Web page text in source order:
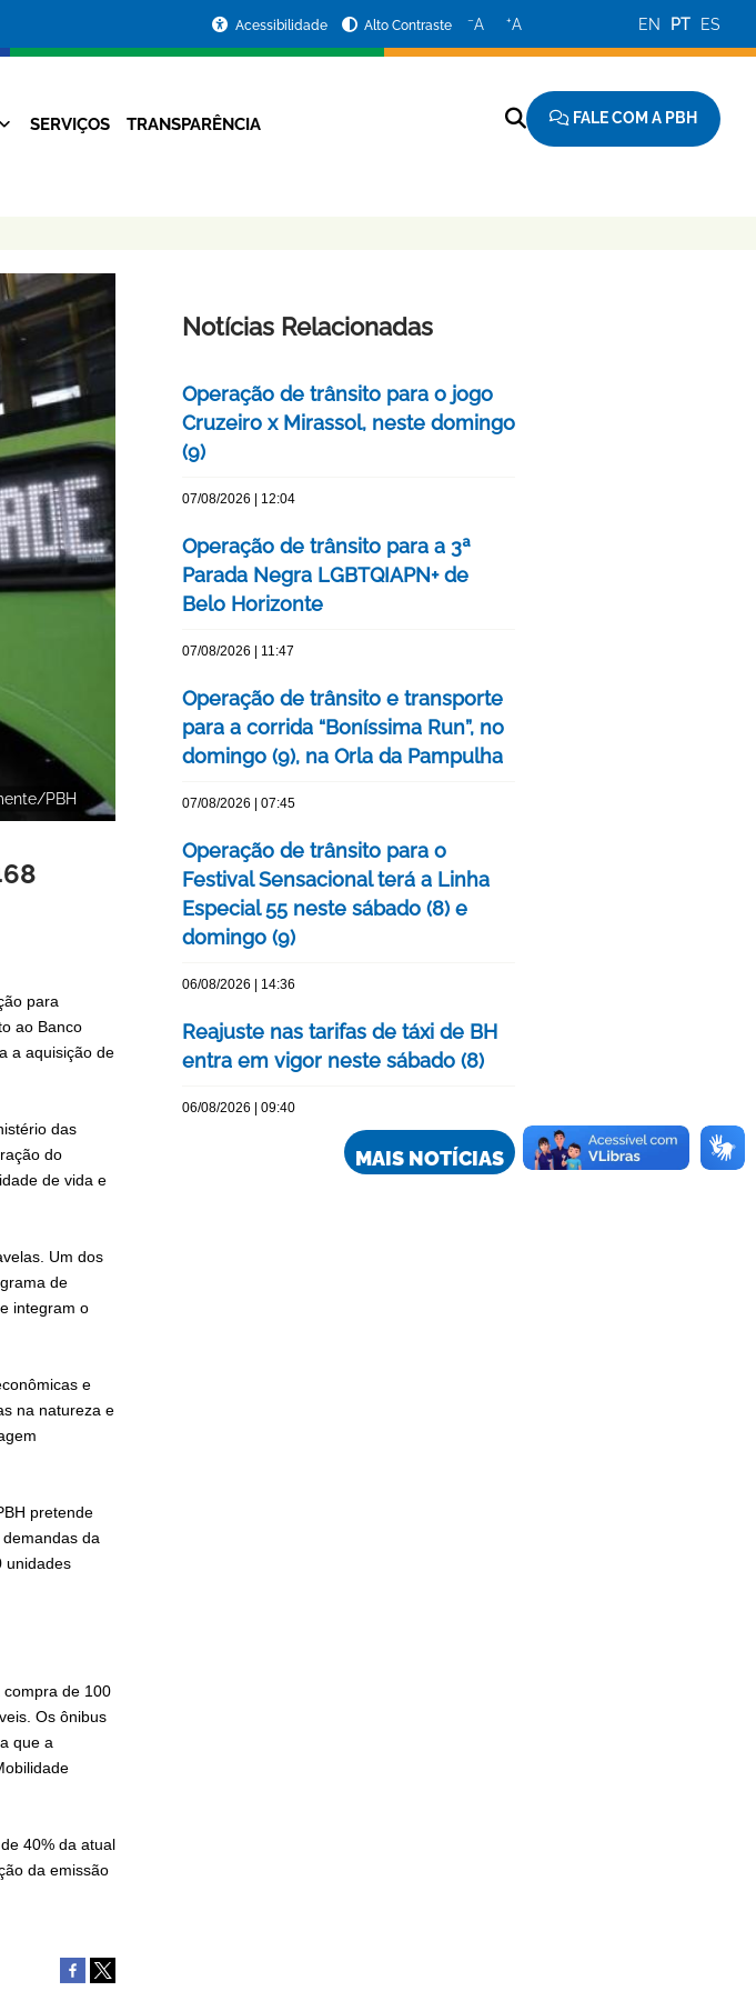
Acessibilidade Alto Contraste −A +A EN PT ES
SERVIÇOS TRANSPARÊNCIA FALE COM A PBH
PBH
para
ao Banco
a aquisição de
das
do
de vida e
Um dos
de
integram o
e
na natureza e
pretende
da
unidades
compra de 100
Os ônibus
que a
40% da atual
da emissão
Notícias Relacionadas
Operação de trânsito para o jogo
Cruzeiro x Mirassol, neste domingo
(9)
07/08/2026 | 12:04
Operação de trânsito para a 3ª
Parada Negra LGBTQIAPN+ de
Belo Horizonte
07/08/2026 | 11:47
Operação de trânsito e transporte
para a corrida “Boníssima Run”, no
domingo (9), na Orla da Pampulha
07/08/2026 | 07:45
Operação de trânsito para o
Festival Sensacional terá a Linha
Especial 55 neste sábado (8) e
domingo (9)
06/08/2026 | 14:36
Reajuste nas tarifas de táxi de BH
entra em vigor neste sábado (8)
06/08/2026 | 09:40
MAIS NOTÍCIAS